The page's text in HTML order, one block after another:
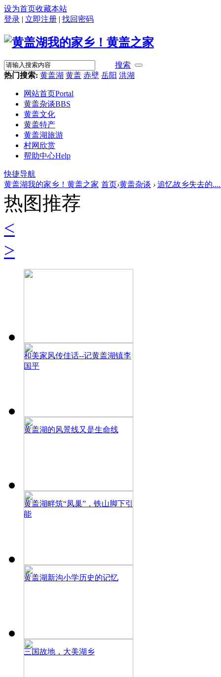
设为首页收藏本站
登录 | 立即注册 | 找回密码
搜索
热门搜索: 黄盖湖 黄盖 赤壁 岳阳 洪湖
网站首页Portal
黄盖杂谈BBS
黄盖文化
黄盖特产
黄盖湖旅游
村网欣赏
帮助中心Help
快捷导航
黄盖湖我的家乡！黄盖之家 首页›黄盖杂谈 › 追忆故乡失去的
热图推荐
<
>
和美家风传佳话--记黄盖湖镇李
国平
黄盖湖的风景线又是生命线
黄盖湖畔筑“凤巢”，铁山脚下引
能
黄盖湖新沟小学历史的记忆
三国故地，大美湖乡